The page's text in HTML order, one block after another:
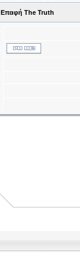
Επαφή The Truth